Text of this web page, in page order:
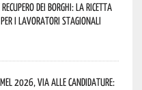
recupero dei borghi: la ricetta
i lavoratori stagionali
2026, via alle candidature: